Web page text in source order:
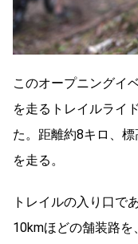
このオープニングイ
を走るトレイルライ
た。距離約8キロ、
を走る。
トレイルの入り口で
10kmほどの舗装路